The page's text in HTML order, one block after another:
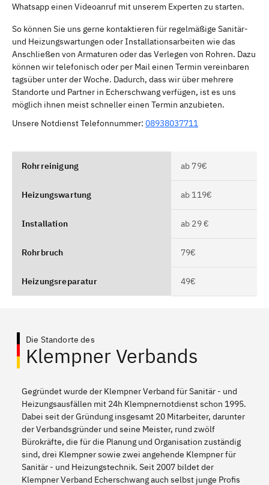
Whatsapp einen Videoanruf mit unserem Experten zu starten.
So können Sie uns gerne kontaktieren für regelmäßige Sanitär-
und Heizungswartungen oder Installationsarbeiten wie das
Anschließen von Armaturen oder das Verlegen von Rohren. Dazu
können wir telefonisch oder per Mail einen Termin vereinbaren
tagsüber unter der Woche. Dadurch, dass wir über mehrere
Standorte und Partner in Echerschwang verfügen, ist es uns
möglich ihnen meist schneller einen Termin anzubieten.
Unsere Notdienst Telefonnummer: 08938037711
Rohrreinigung ab 79€
Heizungswartung ab 119€
Installation ab 29 €
Rohrbruch 79€
Heizungsreparatur 49€
Die Standorte des
Klempner Verbands
Gegründet wurde der Klempner Verband für Sanitär - und
Heizungsausfällen mit 24h Klempnernotdienst schon 1995.
Dabei seit der Gründung insgesamt 20 Mitarbeiter, darunter
der Verbandsgründer und seine Meister, rund zwölf
Bürokräfte, die für die Planung und Organisation zuständig
sind, drei Klempner sowie zwei angehende Klempner für
Sanitär - und Heizungstechnik. Seit 2007 bildet der
Klempner Verband Echerschwang auch selbst junge Profis